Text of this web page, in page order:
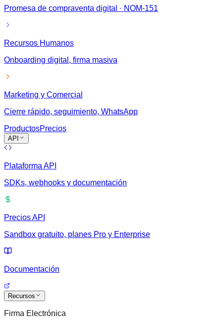
Promesa de compraventa digital · NOM-151
Recursos Humanos
Onboarding digital, firma masiva
Marketing y Comercial
Cierre rápido, seguimiento, WhatsApp
ProductosPrecios
API
Plataforma API
SDKs, webhooks y documentación
Precios API
Sandbox gratuito, planes Pro y Enterprise
Documentación
Recursos
Firma Electrónica